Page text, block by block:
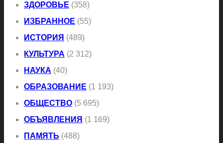
ЗДОРОВЬЕ (358)
ИЗБРАННОЕ (55)
ИСТОРИЯ (489)
КУЛЬТУРА (2 312)
НАУКА (40)
ОБРАЗОВАНИЕ (1 193)
ОБЩЕСТВО (5 695)
ОБЪЯВЛЕНИЯ (1 169)
ПАМЯТЬ (488)